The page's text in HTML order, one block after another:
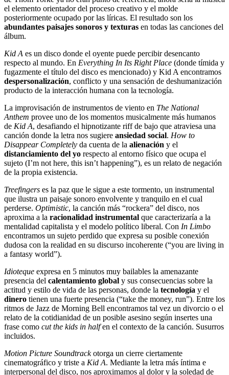
el elemento orientador del proceso creativo y el molde
posteriormente ocupado por las líricas. El resultado son los
abundantes paisajes sonoros y texturas en todas las canciones del
álbum.
Kid A es un disco donde el oyente puede percibir desencanto
respecto al mundo. En Everything In Its Right Place (donde tímida y
fugazmente el título del disco es mencionado) y Kid A encontramos
despersonalización, conflicto y una sensación de deshumanización
producto de la interacción humana con la tecnología.
La improvisación de instrumentos de viento en The National
Anthem provee uno de los momentos musicalmente más humanos
de Kid A, desafiando el hipnotizante riff de bajo que atraviesa una
canción donde la letra nos sugiere ansiedad social. How to
Disappear Completely da cuenta de la alienación y el
distanciamiento del yo respecto al entorno físico que ocupa el
sujeto (I’m not here, this isn’t happening”), es un relato de negación
de la propia existencia.
Treefingers es la paz que le sigue a este tormento, un instrumental
que ilustra un paisaje sonoro envolvente y tranquilo en el cual
perderse. Optimistic, la canción más “rockera” del disco, nos
aproxima a la racionalidad instrumental que caracterizaría a la
mentalidad capitalista y el modelo político liberal. Con In Limbo
encontramos un sujeto perdido que expresa su posible conexión
dudosa con la realidad en su discurso incoherente (“you are living in
a fantasy world”).
Idioteque expresa en 5 minutos muy bailables la amenazante
presencia del calentamiento global y sus consecuencias sobre la
actitud y estilo de vida de las personas, donde la tecnología y el
dinero tienen una fuerte presencia (“take the money, run”). Entre los
ritmos de Jazz de Morning Bell encontramos tal vez un divorcio o el
relato de la cotidianidad de un posible asesino según insertes una
frase como cut the kids in halfen el contexto de la canción. Susurros
incluidos.
Motion Picture Soundtrackotorga un cierre ciertamente
cinematográfico y triste a Kid A. Mediante la letra más íntima e
interpersonal del disco, nos aproximamos al dolor y la soledad de